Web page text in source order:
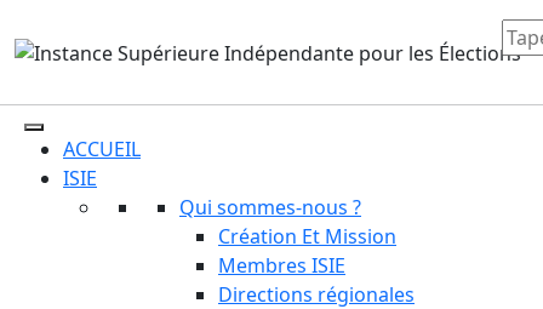
ACCUEIL
ISIE
Qui sommes-nous ?
Création Et Mission
Membres ISIE
Directions régionales